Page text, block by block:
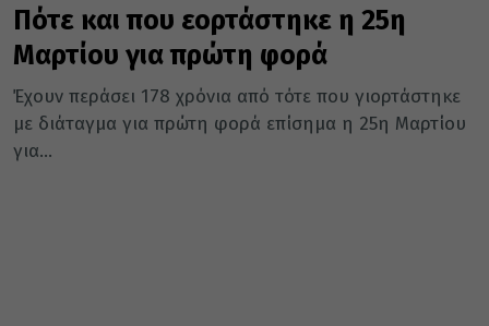
Πότε και που εορτάστηκε η 25η
Μαρτίου για πρώτη φορά
Έχουν περάσει 178 χρόνια από τότε που γιορτάστηκε
με διάταγμα για πρώτη φορά επίσημα η 25η Μαρτίου
για...